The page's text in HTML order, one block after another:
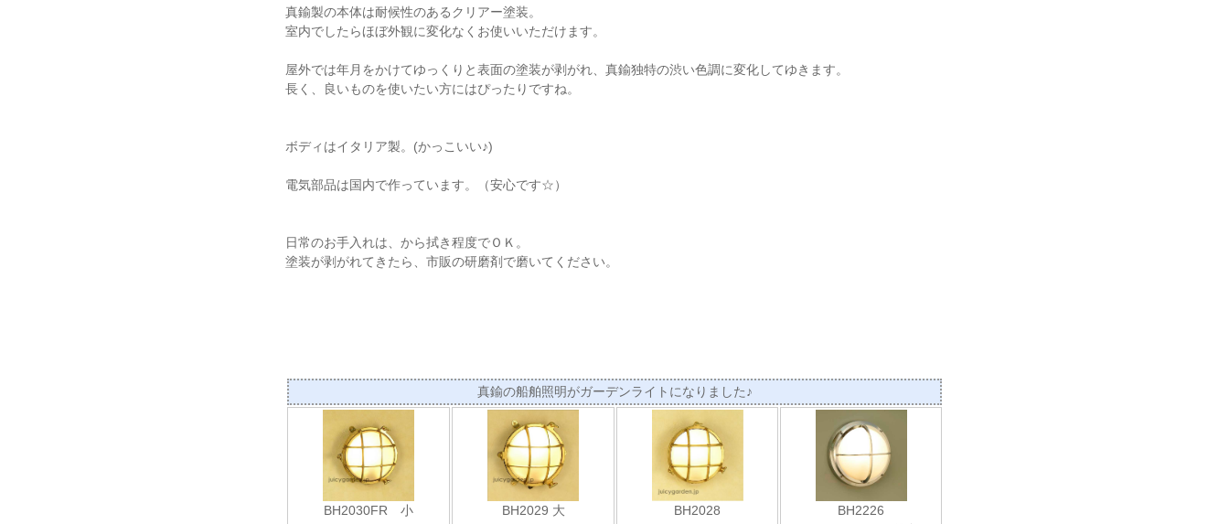
真鍮製の本体は耐候性のあるクリアー塗装。
室内でしたらほぼ外観に変化なくお使いいただけます。
屋外では年月をかけてゆっくりと表面の塗装が剥がれ、真鍮独特の渋い色調に変化してゆきます。
長く、良いものを使いたい方にはぴったりですね。
ボディはイタリア製。(かっこいい♪)
電気部品は国内で作っています。（安心です☆）
日常のお手入れは、から拭き程度でＯＫ。
塗装が剥がれてきたら、市販の研磨剤で磨いてください。
真鍮の船舶照明がガーデンライトになりました♪
BH2030FR 小 BH2029 大 BH2028
BH2226